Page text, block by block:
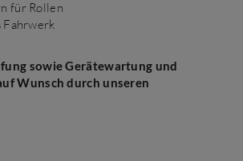
für Rollen
sowie Gerätewartung und
Wunsch durch unseren